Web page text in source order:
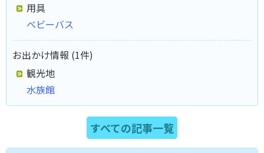
用具
ベビーバス
お出かけ情報 (1件)
観光地
水族館
すべての記事一覧